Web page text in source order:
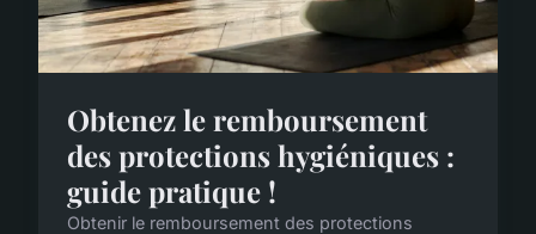
Obtenez le remboursement
des protections hygiéniques :
guide pratique !
Obtenir le remboursement des protections